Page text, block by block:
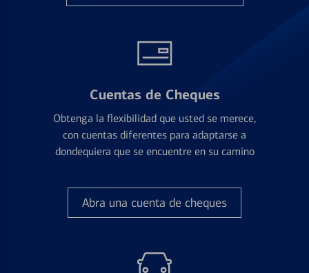
Cuentas de Cheques
Obtenga la flexibilidad que usted se merece,
con cuentas diferentes para adaptarse a
dondequiera que se encuentre en su camino
Abra una cuenta de cheques